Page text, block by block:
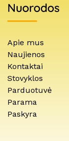
Nuorodos
Apie mus
Naujienos
Kontaktai
Stovyklos
Parduotuvė
Parama
Paskyra